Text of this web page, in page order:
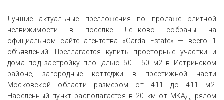
Лучшие актуальные предложения по продаже элитной
недвижимости в поселке Лешково собраны на
официальном сайте агентства «Garda Estate» — всего 1
объявлений. Предлагается купить просторные участки и
дома под застройку площадью 50 - 50 м2 в Истринском
районе, загородные коттеджи в престижной части
Московской области размером от 411 до 411 м2.
Населенный пункт располагается в 20 км от МКАД, рядом